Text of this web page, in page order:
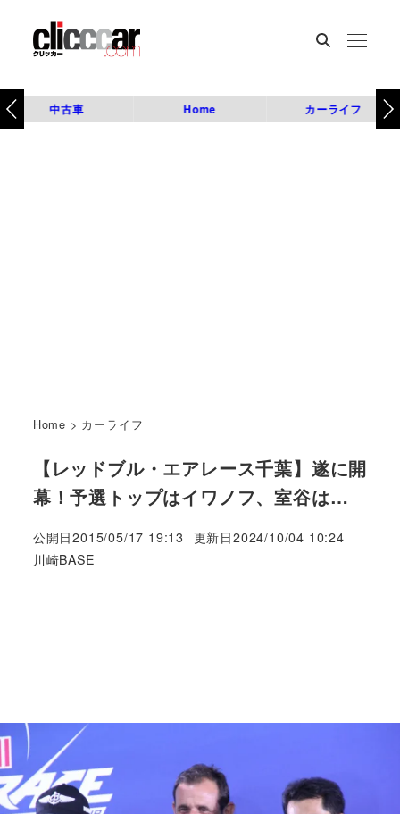
中古車 Home カーライフ
Home > カーライフ
【レッドブル・エアレース千葉】遂に開
幕！予選トップはイワノフ、室谷は…
公開日2015/05/17 19:13 更新日2024/10/04 10:24
著
川崎BASE